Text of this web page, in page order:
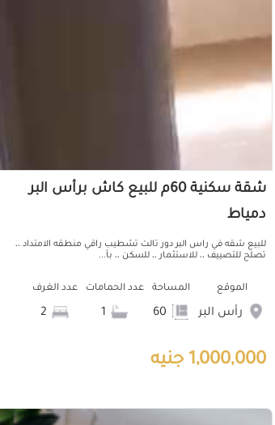
شقة سكنية 60م للبيع كاش برأس البر
دمياط
للبيع شقه في راس البر دور تالت تشطيب راقي منطقه الامتداد ،،
تصلح للتصييف ،، للاستثمار ،، للسكن ،، بأ...
الموقع
رأس البر
المساحة عدد الحمامات عدد الغرف
1,000,000 جنيه